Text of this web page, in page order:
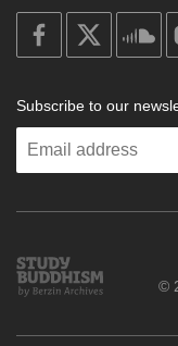
on
facebook
Subscribe to our
Enter
Study
Buddhism
©